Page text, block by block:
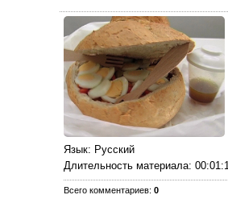
Язык: Русский
Длительность материала:
Всего комментариев: 0